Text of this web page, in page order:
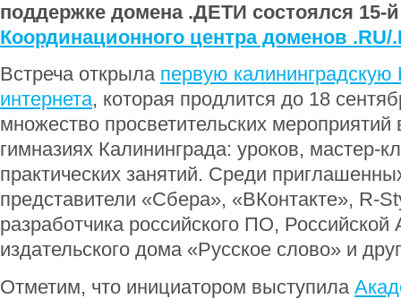
поддержке домена .ДЕТИ состоялся 15-
Координационного центра доменов
Встреча открыла первую
интернета, которая продлится до 18
множество просветительских
гимназиях Калининграда: уроков, мастер-
практических занятий. Среди
представители «Сбера», «ВКонтакте», R-
разработчика российского ПО,
издательского дома «Русское слово» и
Отметим, что инициатором выступила